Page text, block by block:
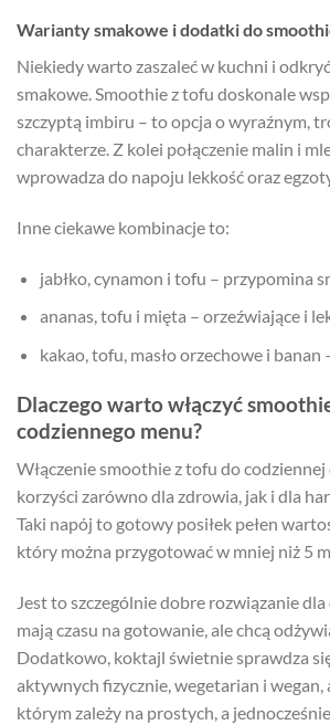
Warianty smakowe i dodatki do
Niekiedy warto zaszaleć w kuchni i
smakowe. Smoothie z tofu doskonale
szczyptą imbiru – to opcja o wyraźnym,
charakterze. Z kolei połączenie malin i
wprowadza do napoju lekkość oraz
Inne ciekawe kombinacje to:
jabłko, cynamon i tofu – przypomina
ananas, tofu i mięta – orzeźwiające i
kakao, tofu, masło orzechowe i banan
Dlaczego warto włączyć
codziennego menu?
Włączenie smoothie z tofu do
korzyści zarówno dla zdrowia, jak i dla
Taki napój to gotowy posiłek pełen
który można przygotować w mniej niż 5
Jest to szczególnie dobre rozwiązanie
mają czasu na gotowanie, ale chcą
Dodatkowo, koktajl świetnie sprawdza
aktywnych fizycznie, wegetarian i wegan,
którym zależy na prostych, a